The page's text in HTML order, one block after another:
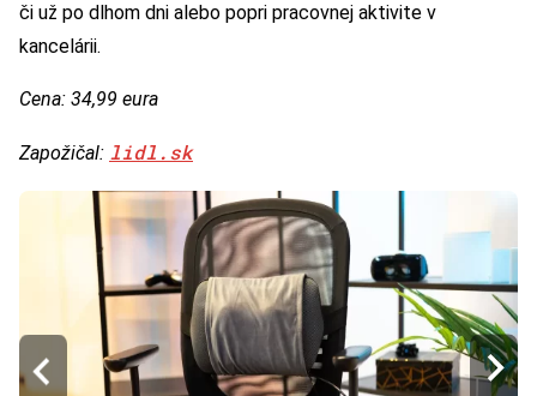
či už po dlhom dni alebo popri pracovnej aktivite v
kancelárii.
Cena: 34,99 eura
Zapožičal: lidl.sk